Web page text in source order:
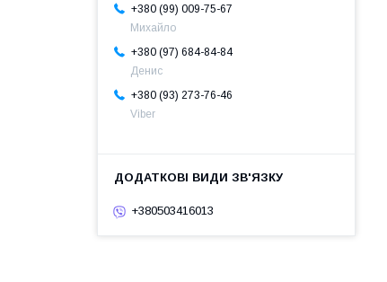
+380 (99) 009-75-67
Михайло
+380 (97) 684-84-84
Денис
+380 (93) 273-76-46
Viber
+380503416013